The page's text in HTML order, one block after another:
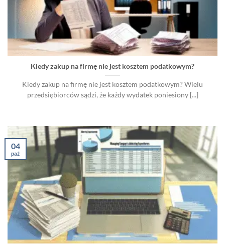
Kiedy zakup na firmę nie jest kosztem podatkowym?
Kiedy zakup na firmę nie jest kosztem podatkowym? Wielu
przedsiębiorców sądzi, że każdy wydatek poniesiony [...]
04
paź